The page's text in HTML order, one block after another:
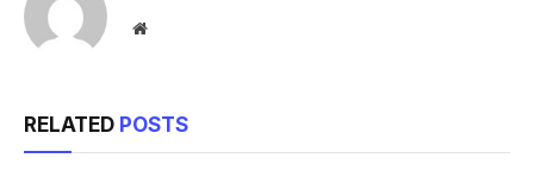
Website
RELATED POSTS